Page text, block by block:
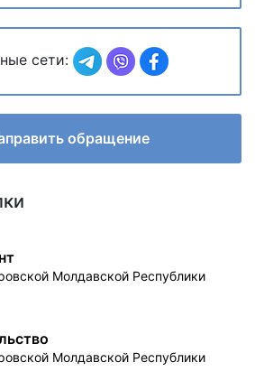
сети:
обращение
Молдавской Республики
Молдавской Республики